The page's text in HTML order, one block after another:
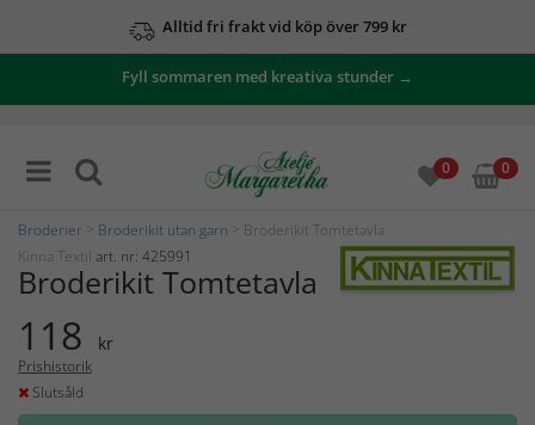
Alltid fri frakt vid köp över 799 kr
Fyll sommaren med kreativa stunder →
0 0
Broderier Broderikit utan garn > Broderikit Tomtetavla
Kinna Textil art. nr: 425991
Broderikit Tomtetavla
118 kr
Prishistorik
Slutsåld